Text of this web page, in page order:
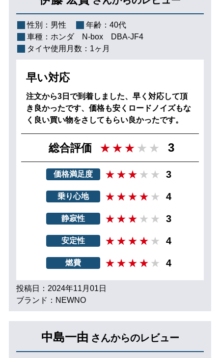
性別： 男性 年齢： 40代
車種： ホンダ N‐box DBA-JF4
タイヤ使用月数： 1ヶ月
早い対応
注文から3日で到着しました、早く対応して頂
き良かったです、価格も安くロードノイズもな
く良い買い物をさしてもらい良かったです。
総合評価 3
価格満足度 3
乗り心地 4
静寂性 3
安定性 4
燃費 4
投稿日：2024年11月01日
ブランド：NEWNO
中島一由 さんからのレビュー